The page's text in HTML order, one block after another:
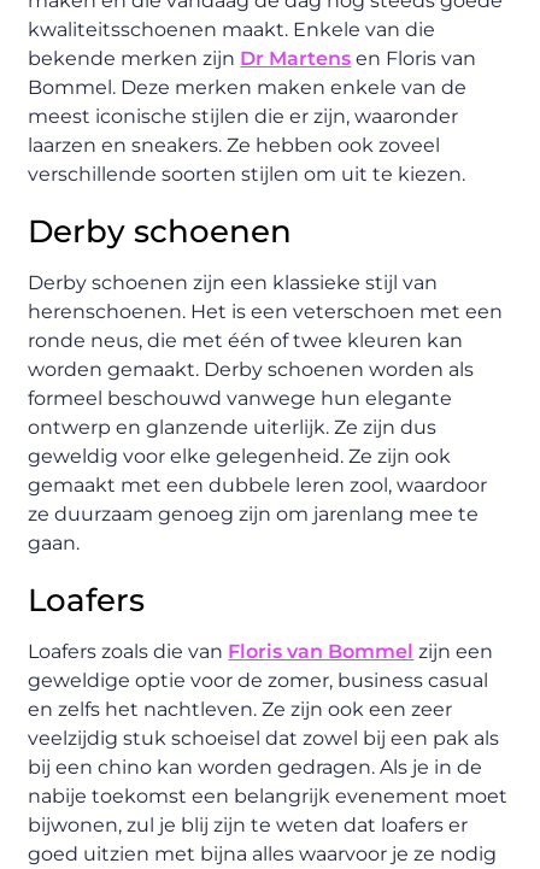
kwaliteitsschoenen maakt. Enkele van die
bekende merken zijn Dr Martens en Floris van
Bommel. Deze merken maken enkele van de
meest iconische stijlen die er zijn, waaronder
laarzen en sneakers. Ze hebben ook zoveel
verschillende soorten stijlen om uit te kiezen.
Derby schoenen
Derby schoenen zijn een klassieke stijl van
herenschoenen. Het is een veterschoen met een
ronde neus, die met één of twee kleuren kan
worden gemaakt. Derby schoenen worden als
formeel beschouwd vanwege hun elegante
ontwerp en glanzende uiterlijk. Ze zijn dus
geweldig voor elke gelegenheid. Ze zijn ook
gemaakt met een dubbele leren zool, waardoor
ze duurzaam genoeg zijn om jarenlang mee te
gaan.
Loafers
Loafers zoals die van Floris van Bommel zijn een
geweldige optie voor de zomer, business casual
en zelfs het nachtleven. Ze zijn ook een zeer
veelzijdig stuk schoeisel dat zowel bij een pak als
bij een chino kan worden gedragen. Als je in de
nabije toekomst een belangrijk evenement moet
bijwonen, zul je blij zijn te weten dat loafers er
goed uitzien met bijna alles waarvoor je ze nodig